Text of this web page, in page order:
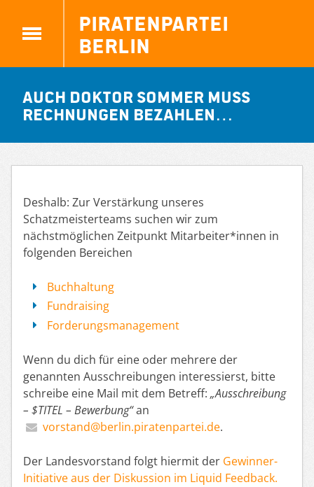
Piratenpartei
Berlin
Auch Doktor Sommer muss
Rechnungen bezahlen…
Deshalb: Zur Verstärkung unseres
Schatzmeisterteams suchen wir zum
nächstmöglichen Zeitpunkt Mitarbeiter*innen in
folgenden Bereichen
Buchhaltung
Fundraising
Forderungsmanagement
Wenn du dich für eine oder mehrere der
genannten Ausschreibungen interessierst, bitte
schreibe eine Mail mit dem Betreff: „Ausschreibung
– $TITEL – Bewerbung“an
vorstand@berlin.piratenpartei.de.
Der Landesvorstand folgt hiermit der Gewinner-
Initiative aus der Diskussion im Liquid Feedback.